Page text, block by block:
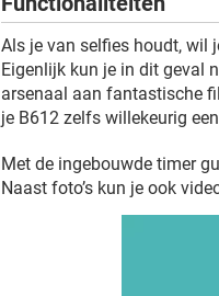
Als je van selfies houdt, wil
Eigenlijk kun je in dit geval
arsenaal aan fantastische
je B612 zelfs willekeurig
Met de ingebouwde timer
Naast foto’s kun je ook